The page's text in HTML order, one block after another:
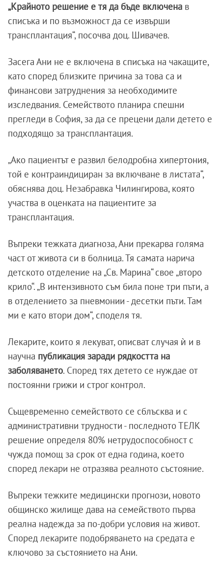
„Крайното решение е тя да бъде включена в
списъка и по възможност да се извърши
трансплантация“, посочва доц. Шивачев.
Засега Ани не е включена в списъка на чакащите,
като според близките причина за това са и
финансови затруднения за необходимите
изследвания. Семейството планира спешни
прегледи в София, за да се прецени дали детето е
подходящо за трансплантация.
„Ако пациентът е развил белодробна хипертония,
той е контраиндициран за включване в листата“,
обяснява доц. Незабравка Чилингирова, която
участва в оценката на пациентите за
трансплантация.
Въпреки тежката диагноза, Ани прекарва голяма
част от живота си в болница. Тя самата нарича
детското отделение на „Св. Марина“ свое „второ
крило“. „В интензивното съм била поне три пъти, а
в отделението за пневмонии - десетки пъти. Там
ми е като втори дом“, споделя тя.
Лекарите, които я лекуват, описват случая ѝ и в
научна публикация заради рядкостта на
заболяването. Според тях детето се нуждае от
постоянни грижи и строг контрол.
Същевременно семейството се сблъсква и с
административни трудности - последното ТЕЛК
решение определя 80% нетрудоспособност с
чужда помощ за срок от една година, което
според лекари не отразява реалното състояние.
Въпреки тежките медицински прогнози, новото
общинско жилище дава на семейството първа
реална надежда за по-добри условия на живот.
Според лекарите подобряването на средата е
ключово за състоянието на Ани.